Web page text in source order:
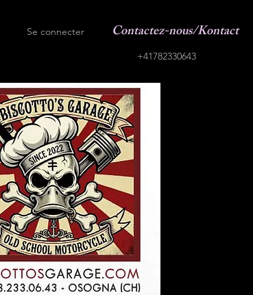
Se connecter Contactez-nous/Kontact
+41782330643